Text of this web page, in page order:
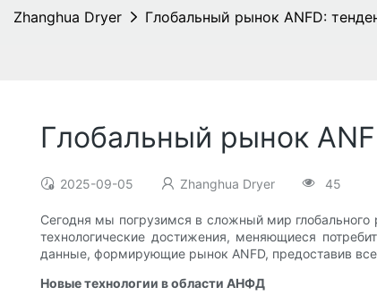
Zhanghua Dryer Глобальный рынок ANFD:
Глобальный рынок
2025-09-05 Zhanghua Dryer 45
Сегодня мы погрузимся в сложный мир глобального
технологические достижения, меняющиеся
данные, формирующие рынок ANFD, предоставив
Новые технологии в области АНФД